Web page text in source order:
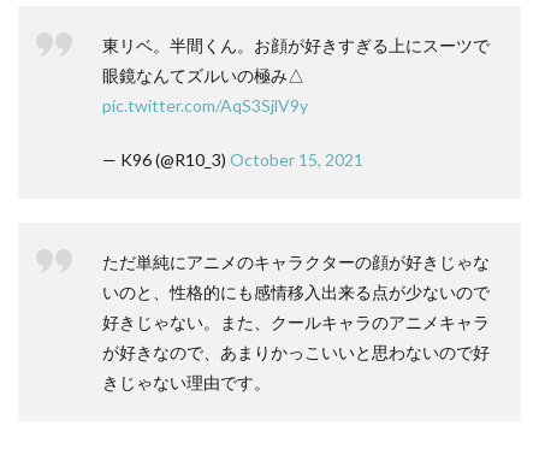
東リベ。半間くん。お顔が好きすぎる上にスーツで
眼鏡なんてズルいの極み△
pic.twitter.com/AqS3SjlV9y
— K96 (@R10_3) October 15, 2021
ただ単純にアニメのキャラクターの顔が好きじゃな
いのと、性格的にも感情移入出来る点が少ないので
好きじゃない。また、クールキャラのアニメキャラ
が好きなので、あまりかっこいいと思わないので好
きじゃない理由です。